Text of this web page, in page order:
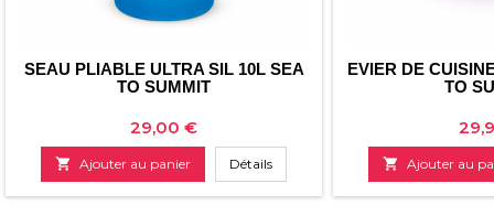
SEAU PLIABLE ULTRA SIL 10L SEA
TO SUMMIT
Prix
29,00 €
 Ajouter au panier Détails
EVIER DE
TO
Prix
 Ajouter au